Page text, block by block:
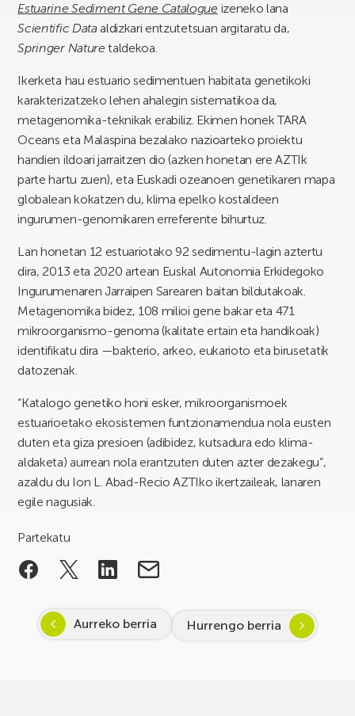
Estuarine Sediment Gene Catalogue izeneko lana
Scientific Dataaldizkari entzutetsuan argitaratu da,
Springer Nature taldekoa.
Ikerketa hau estuario sedimentuen habitata genetikoki
karakterizatzeko lehen ahalegin sistematikoa da,
metagenomika-teknikak erabiliz. Ekimen honek TARA
Oceans eta Malaspina bezalako nazioarteko proiektu
handien ildoari jarraitzen dio (azken honetan ere AZTIk
parte hartu zuen), eta Euskadi ozeanoen genetikaren mapa
globalean kokatzen du, klima epelko kostaldeen
ingurumen-genomikaren erreferente bihurtuz.
Lan honetan 12 estuariotako 92 sedimentu-lagin aztertu
dira, 2013 eta 2020 artean Euskal Autonomia Erkidegoko
Ingurumenaren Jarraipen Sarearen baitan bildutakoak.
Metagenomika bidez, 108 milioi gene bakar eta 471
mikroorganismo-genoma (kalitate ertain eta handikoak)
identifikatu dira —bakterio, arkeo, eukarioto eta birusetatik
datozenak.
“Katalogo genetiko honi esker, mikroorganismoek
estuarioetako ekosistemen funtzionamendua nola eusten
duten eta giza presioen (adibidez, kutsadura edo klima-
aldaketa) aurrean nola erantzuten duten azter dezakegu”,
azaldu du Ion L. Abad-Recio AZTIko ikertzaileak, lanaren
egile nagusiak.
Partekatu
Aurreko berria Hurrengo berria